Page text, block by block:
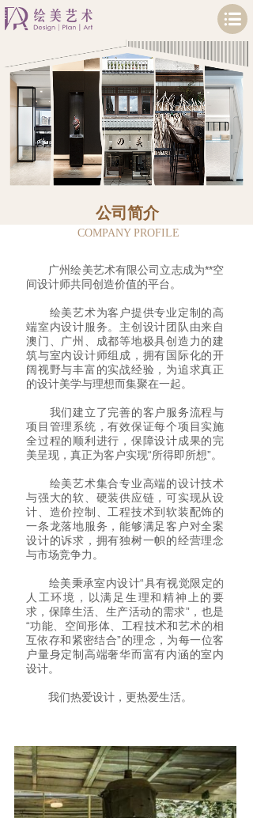
公司简介
COMPANY PROFILE
广州绘美艺术有限公司立志成为**空
间设计师共同创造价值的平台。
绘美艺术为客户提供专业定制的高
端室内设计服务。主创设计团队由来自
澳门、广州、成都等地极具创造力的建
筑与室内设计师组成，拥有国际化的开
阔视野与丰富的实战经验，为追求真正
的设计美学与理想而集聚在一起。
我们建立了完善的客户服务流程与
项目管理系统，有效保证每个项目实施
全过程的顺利进行，保障设计成果的完
美呈现，真正为客户实现“所得即所想”。
绘美艺术集合专业高端的设计技术
与强大的软、硬装供应链，可实现从设
计、造价控制、工程技术到软装配饰的
一条龙落地服务，能够满足客户对全案
设计的诉求，拥有独树一帜的经营理念
与市场竞争力。
绘美秉承室内设计“具有视觉限定的
人工环境，以满足生理和精神上的要
求，保障生活、生产活动的需求”，也是
“功能、空间形体、工程技术和艺术的相
互依存和紧密结合”的理念，为每一位客
户量身定制高端奢华而富有内涵的室内
设计。
我们热爱设计，更热爱生活。